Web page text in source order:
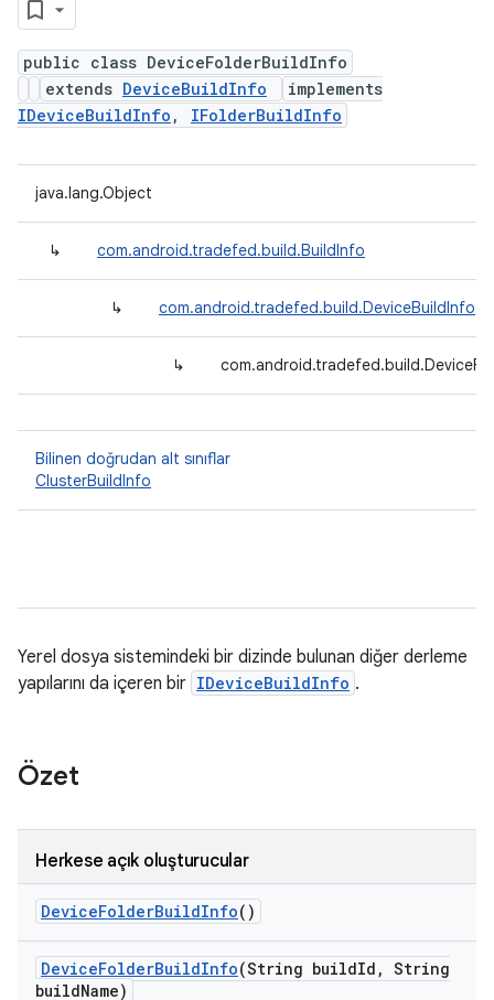
public class DeviceFolderBuildInfo
extends DeviceBuildInfo
implements
IDeviceBuildInfo , IFolderBuildInfo
java.lang.Object
↳ com.android.tradefed.build.BuildInfo
↳ com.android.tradefed.build.DeviceBuildInfo
↳
Bilinen doğrudan alt sınıflar
ClusterBuildInfo
Yerel dosya sistemindeki bir dizinde bulunan diğer derleme
yapılarını da içeren bir IDeviceBuildInfo .
Özet
Herkese açık oluşturucular
DeviceFolderBuildInfo()
DeviceFolderBuildInfo(String buildId , String
buildName)